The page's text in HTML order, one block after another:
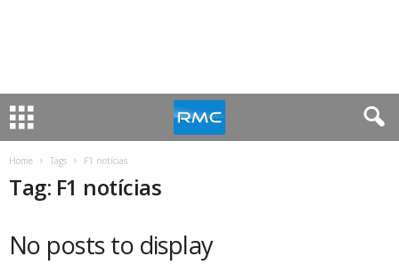
Home Tags F1 notícias
Tag: F1 notícias
No posts to display